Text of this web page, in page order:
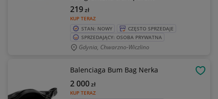
KUP TERAZ
219zł
STAN: NOWY
CZĘSTO SPRZEDAJE
SPRZEDAJĄCY: OSOBA PRYWATNA
Gdynia, Chwarzno-Wiczlino
Balenciaga Bum Bag Nerka
KUP TERAZ
2 000zł